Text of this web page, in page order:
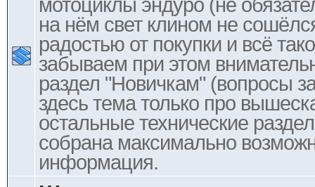
мотоциклы эндуро (не
на нём свет клином не
радостью от покупки и всё
забываем при этом
раздел "Новичкам" (вопросы
здесь тема только про
остальные технические
собрана максимально
информация.